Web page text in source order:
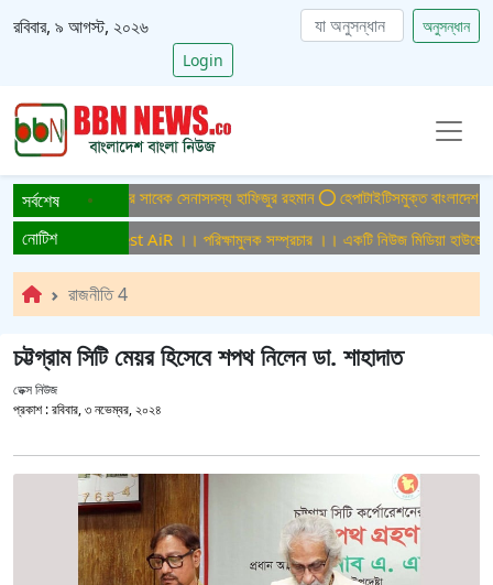
রবিবার, ৯ আগস্ট, ২০২৬
অনুসন্ধান
Login
সর্বশেষ
ফের গ্রেপ্তার সাবেক সেনাসদস্য হাফিজুর রহমান হেপাটাইটিসমুক্ত বাংলাদেশ গড়ে
নোটিশ
সম্প্রচার ।। Test AiR ।। পরিক্ষামুলক সম্প্রচার ।। একটি নিউজ মিডিয়া হাউজের
রাজনীতি 4
চট্টগ্রাম সিটি মেয়র হিসেবে শপথ নিলেন ডা. শাহাদাত
ডেক্স নিউজ
প্রকাশ :রবিবার, ৩ নভেম্বর, ২০২৪